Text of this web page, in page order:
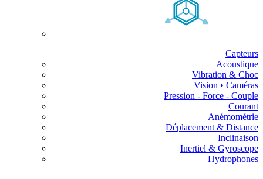
Capteurs
Acoustique
Vibration & Choc
Vision • Caméras
Pression - Force - Couple
Courant
Anémométrie
Déplacement & Distance
Inclinaison
Inertiel & Gyroscope
Hydrophones